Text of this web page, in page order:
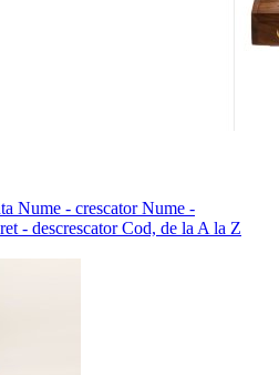
Nume - crescatorNume -
- descrescatorCod, de la A la Z